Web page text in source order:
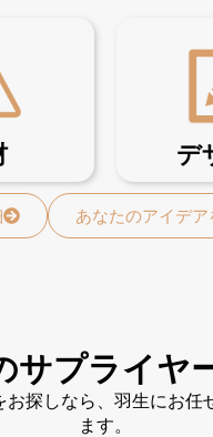
デ
あなたのアイデ
サプライヤ
探しなら、羽生にお
ます。